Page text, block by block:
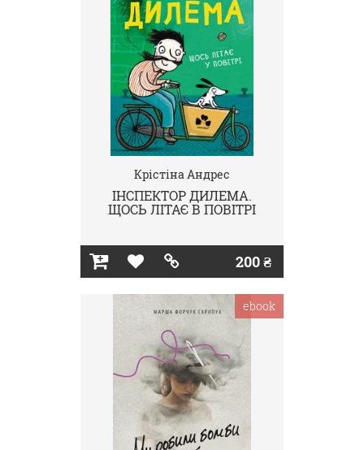
Крістіна Андрес
ІНСПЕКТОР ДИЛЕМА.
ЩОСЬ ЛІТАЄ В ПОВІТРІ
200 ₴
ebook